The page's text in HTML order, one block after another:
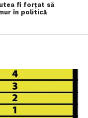
fi forțat să
în politică